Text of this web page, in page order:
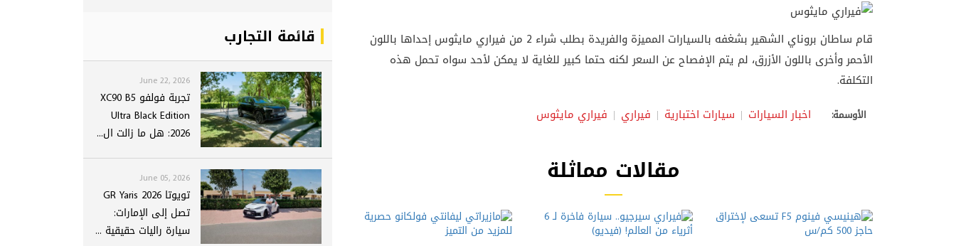
قام ساطان بروناي الشهير بشغفه بالسيارات المميزة والفريدة بطلب شراء 2 من فيراري مايثوس إحداها باللون
الأحمر وأخرى باللون الأزرق، لم يتم الإفصاح عن السعر لكنه حتما كبير للغاية لا يمكن لأحد سواه تحمل هذه
التكلفة.
الأوسمة: اخبار السيارات سيارات اختبارية فيراري فيراري مايثوس
مقالات مماثلة
قائمة التجارب
June 22, 2026
تجربة فولفو XC90 B5
Ultra Black Edition
2026: هل ما زالت ال...
June 05, 2026
تويوتا GR Yaris 2026
تصل إلى الإمارات:
سيارة راليات حقيقية ...